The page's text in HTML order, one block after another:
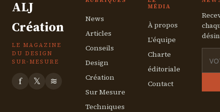
ALJ
Création
LE MAGAZINE
DU DESIGN
SUR-MESURE
f 𝕏 ≋
News
Articles
Conseils
Design
Création
Sur Mesure
Techniques
MÉDIA
À propos
L'équipe
Charte
éditoriale
Contact